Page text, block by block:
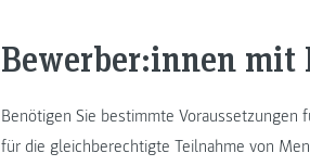
Bewerber:innen mit
Benötigen Sie bestimmte Voraussetzungen
für die gleichberechtigte Teilnahme von